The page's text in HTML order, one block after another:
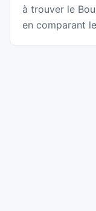
à trouver le
en comparant